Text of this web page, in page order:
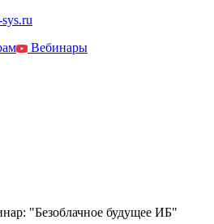
Вебинары
"Безоблачное будущее ИБ"